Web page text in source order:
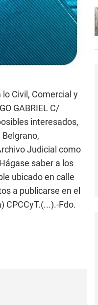
Civil, Comercial y
GABRIEL C/
interesados,
Judicial como
saber a los
ubicado en calle
a publicarse en el
CPCCyT.(...).-Fdo.